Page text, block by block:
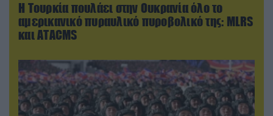
Η Τουρκία πουλάει στην Ουκρανία όλο το
αμερικανικό πυραυλικό πυροβολικό της: MLRS
και ΑΤΑCMS